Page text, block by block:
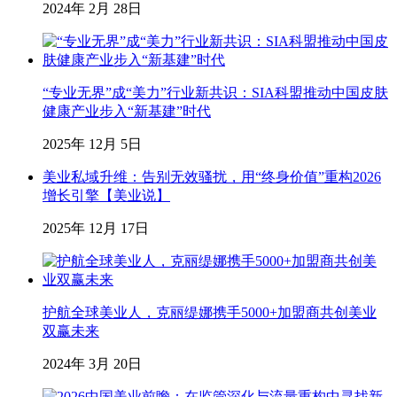
2024年 2月 28日
“专业无界”成“美力”行业新共识：SIA科盟推动中国皮肤
健康产业步入“新基建”时代
2025年 12月 5日
美业私域升维：告别无效骚扰，用“终身价值”重构2026
增长引擎【美业说】
2025年 12月 17日
护航全球美业人，克丽缇娜携手5000+加盟商共创美业
双赢未来
2024年 3月 20日